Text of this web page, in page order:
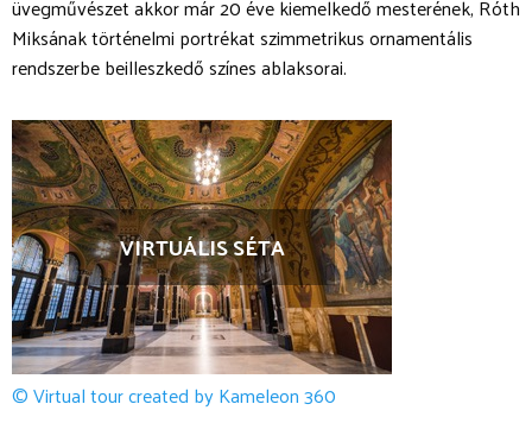
üvegművészet akkor már 20 éve kiemelkedő mesterének, Róth
Miksának történelmi portrékat szimmetrikus ornamentális
rendszerbe beilleszkedő színes ablaksorai.
VIRTUÁLIS SÉTA
© Virtual tour created by Kameleon 360